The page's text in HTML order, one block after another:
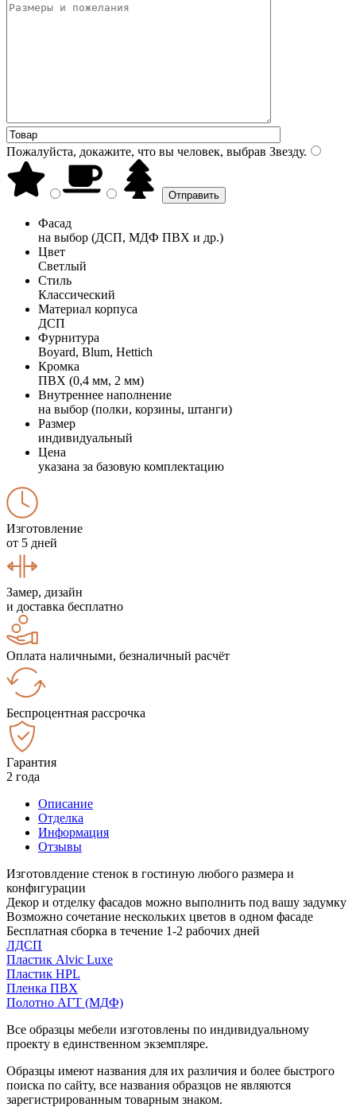
Пожалуйста, докажите, что вы человек, выбрав Звезду.
Фасад
на выбор (ДСП, МДФ ПВХ и др.)
Цвет
Светлый
Стиль
Классический
Материал корпуса
ДСП
Фурнитура
Boyard, Blum, Hettich
Кромка
ПВХ (0,4 мм, 2 мм)
Внутреннее наполнение
на выбор (полки, корзины, штанги)
Размер
индивидуальный
Цена
указана за базовую комплектацию
Изготовление
от 5 дней
Замер, дизайн
и доставка бесплатно
Оплата наличными, безналичный расчёт
Беспроцентная рассрочка
Гарантия
2 года
Описание
Отделка
Информация
Отзывы
Изготовлдение стенок в гостиную любого размера и
конфигурации
Декор и отделку фасадов можно выполнить под вашу задумку
Возможно сочетание нескольких цветов в одном фасаде
Бесплатная сборка в течение 1-2 рабочих дней
ЛДСП
Пластик Alvic Luxe
Пластик HPL
Пленка ПВХ
Полотно АГТ (МДФ)
Все образцы мебели изготовлены по индивидуальному
проекту в единственном экземпляре.
Образцы имеют названия для их различия и более быстрого
поиска по сайту, все названия образцов не являются
зарегистрированным товарным знаком.